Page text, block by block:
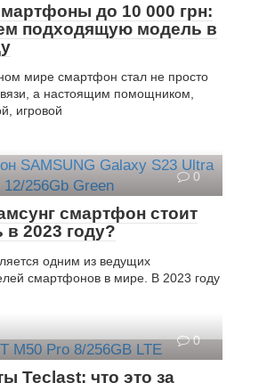
до 10 000 грн:
подходящую модель в
мире смартфон стал не просто
а настоящим помощником,
игровой
0
смартфон стоит
в 2023 году?
одним из ведущих
смартфонов в мире. В 2023 году
0
Teclast: что это за